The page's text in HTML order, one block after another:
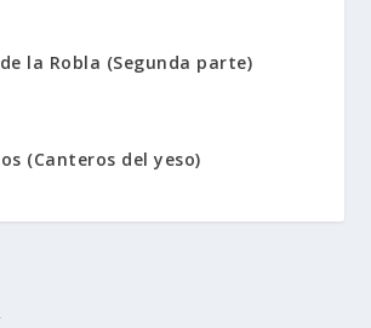
la Robla (Segunda parte)
(Canteros del yeso)